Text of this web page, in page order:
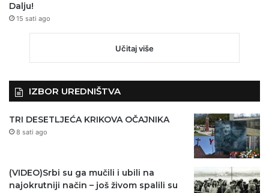
Dalju!
15 sati ago
Učitaj više
IZBOR UREDNIŠTVA
TRI DESETLJEĆA KRIKOVA OČAJNIKA
8 sati ago
(VIDEO)Srbi su ga mučili i ubili na
najokrutniji način – još živom spalili su